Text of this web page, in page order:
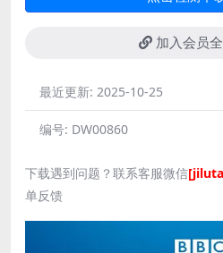
加入会员
最近更新: 2025-10-25
编号: DW00860
下载遇到问题？联系客服微信
单反馈